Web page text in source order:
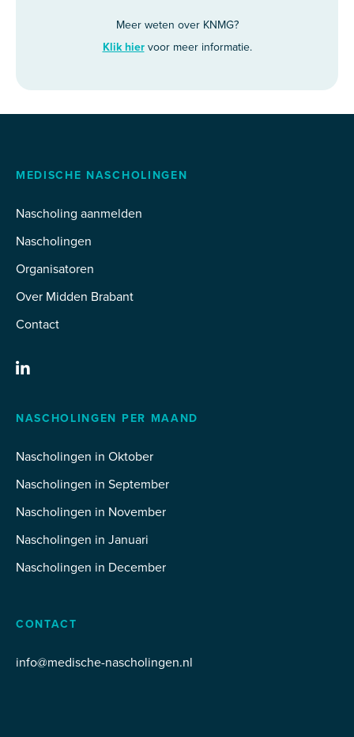
Meer weten over KNMG?
Klik hiervoor meer informatie.
MEDISCHE NASCHOLINGEN
Nascholing aanmelden
Nascholingen
Organisatoren
Over Midden Brabant
Contact
NASCHOLINGEN PER MAAND
Nascholingen in Oktober
Nascholingen in September
Nascholingen in November
Nascholingen in Januari
Nascholingen in December
CONTACT
info@medische-nascholingen.nl